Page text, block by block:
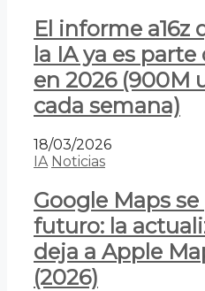
El informe a16z
la IA ya es
en 2026 (900M
cada semana)
18/03/2026
IA Noticias
Google Maps
futuro: la
deja a Apple
(2026)